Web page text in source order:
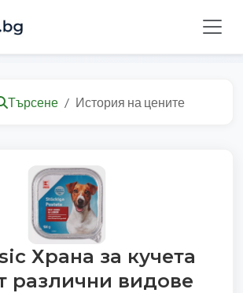
Търсене История на цените
Храна за кучета
различни видове